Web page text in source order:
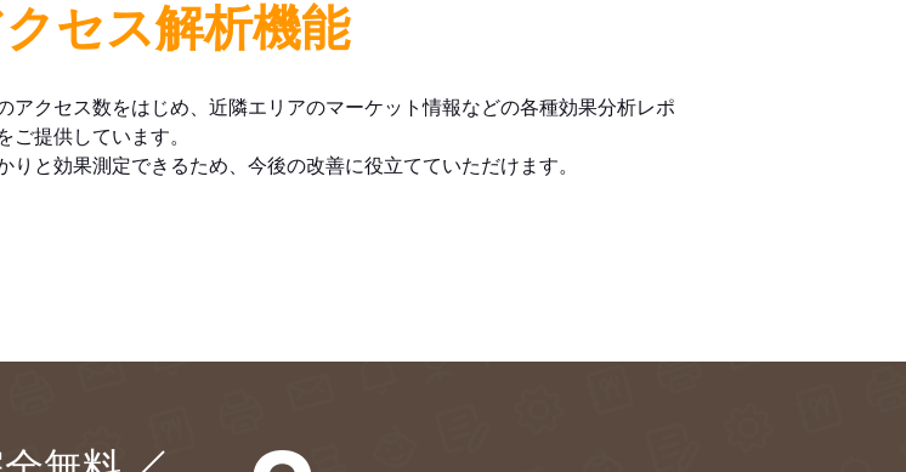
セス解析機能
アクセス数をはじめ、近隣エリアのマーケット情報などの各種効果分析レポ
ご提供しています。
りと効果測定できるため、今後の改善に役立てていただけます。